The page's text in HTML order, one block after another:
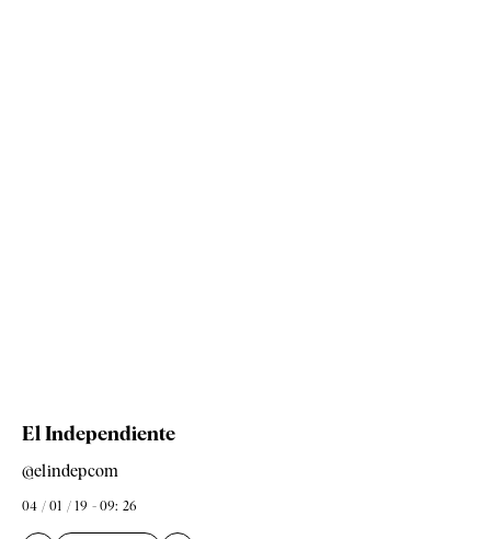
El Independiente
@elindepcom
04 / 01 / 19 - 09: 26